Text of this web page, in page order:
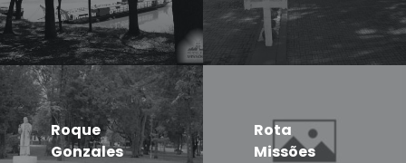
Roque
Gonzales
Rota
Missões